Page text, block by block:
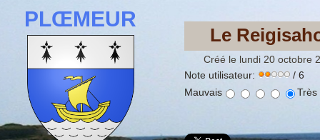
PLŒMEUR
Le
Créé le lundi 20 octobre
Note utilisateur:
/ 6
Mauvais